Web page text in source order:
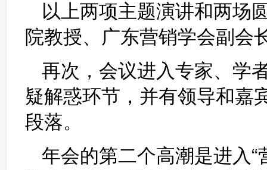
以上两项主题演讲和两场
院教授、广东营销学会副会
再次，会议进入专家、学
疑解惑环节，并有领导和嘉
段落。
年会的第二个高潮是进入“